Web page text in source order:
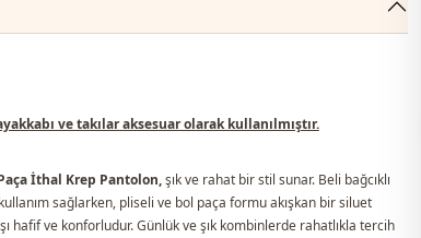
ve takılar aksesuar olarak kullanılmıştır.
İthal Krep Pantolon,şık ve rahat bir stil sunar. Beli bağcıklı
sağlarken, pliseli ve bol paça formu akışkan bir siluet
hafif ve konforludur. Günlük ve şık kombinlerde rahatlıkla tercih